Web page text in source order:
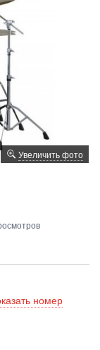
Увеличить фото
номер